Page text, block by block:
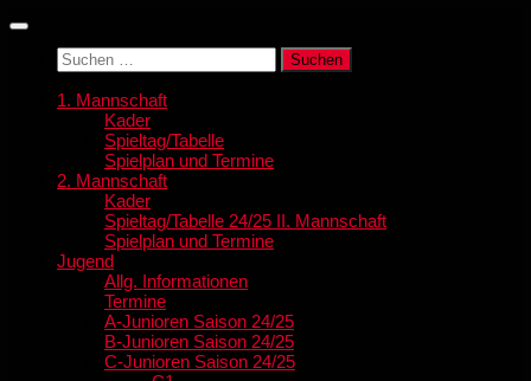
Zum
springenSuchen
nach:
1. Mannschaft
Kader
Spieltag/Tabelle
Spielplan und Termine
2. Mannschaft
Kader
Spieltag/Tabelle 24/25 II. Mannschaft
Spielplan und Termine
Jugend
Allg. Informationen
Termine
A-Junioren Saison 24/25
B-Junioren Saison 24/25
C-Junioren Saison 24/25